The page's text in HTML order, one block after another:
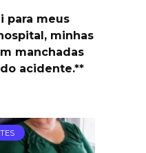
para meus
minhas
manchadas
acidente.**